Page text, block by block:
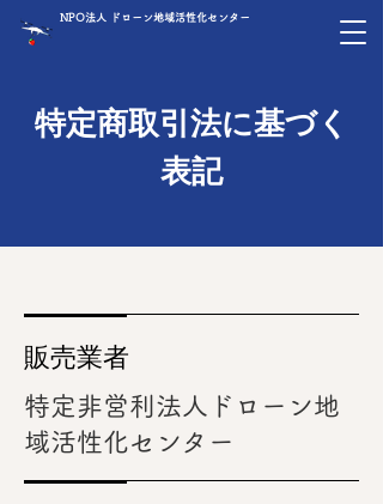
NPO法人 ドローン地域活性化センター
特定商取引法に基づく
表記
販売業者
​特定非営利法人ドローン地
域活性化センター